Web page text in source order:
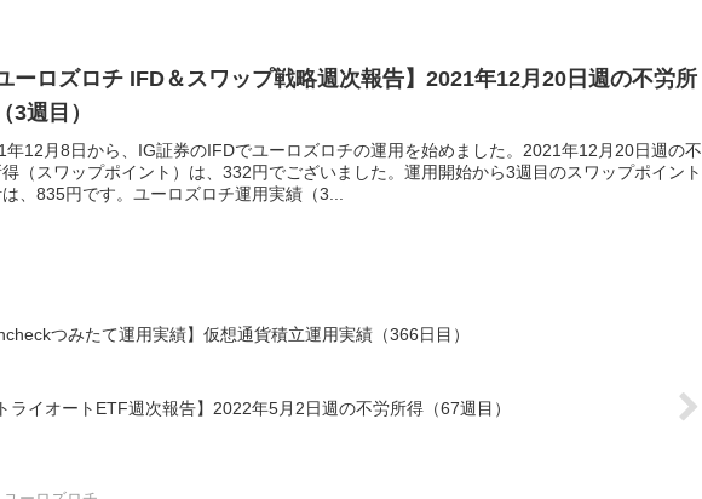
ユーロズロチ IFD＆スワップ戦略週次報告】2021年12月20日週の不労所
3週目）
年12月8日から、IG証券のIFDでユーロズロチの運用を始めました。2021年12月20日週の不
（スワップポイント）は、332円でございました。運用開始から3週目のスワップポイント
は、835円です。ユーロズロチ運用実績（3...
つみたて運用実績】仮想通貨積立運用実績（366日目）
トライオートETF週次報告】2022年5月2日週の不労所得（67週目）